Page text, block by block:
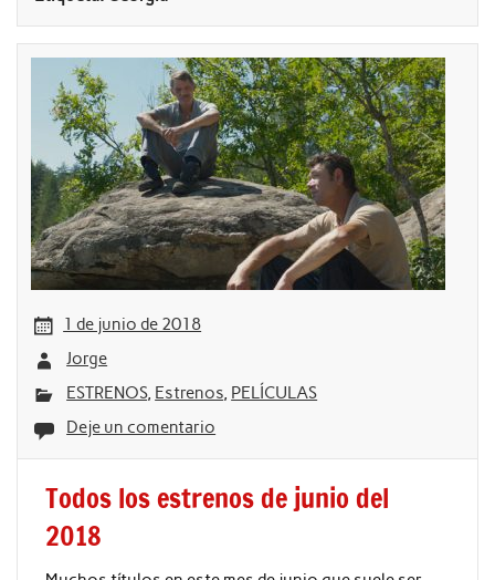
1 de junio de 2018
Jorge
ESTRENOS, Estrenos, PELÍCULAS
Deje un comentario
Todos los estrenos de junio del
2018